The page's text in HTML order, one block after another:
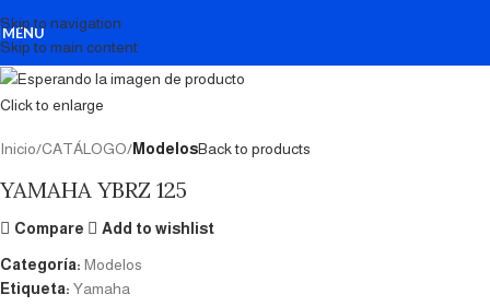
Skip to navigation
Skip to main content
MENU
Click to enlarge
Inicio CATÁLOGO ModelosBack to products
YAMAHA YBRZ 125
Compare Add to wishlist
Categoría: Modelos
Etiqueta: Yamaha